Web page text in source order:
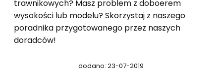
trawnikowych? Masz problem z doboerem
wysokości lub modelu? Skorzystaj z naszego
poradnika przygotowanego przez naszych
doradców!
dodano: 23-07-2019